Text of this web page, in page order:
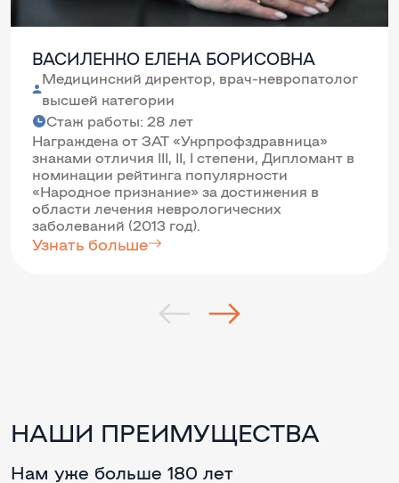
ВАСИЛЕНКО ЕЛЕНА БОРИСОВНА
Медицинский директор, врач-невропатолог
высшей категории
Стаж работы: 28 лет
Награждена от ЗАТ «Укрпрофздравница»
знаками отличия III, II, I степени, Дипломант в
номинации рейтинга популярности
«Народное признание» за достижения в
области лечения неврологических
заболеваний (2013 год).
Узнать больше
НАШИ ПРЕИМУЩЕСТВА
Нам уже больше 180 лет